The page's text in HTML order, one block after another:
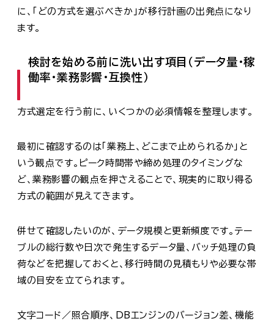
に、「どの方式を選ぶべきか」が移行計画の出発点になり
ます。
検討を始める前に洗い出す項目（データ量・稼
働率・業務影響・互換性）
方式選定を行う前に、いくつかの必須情報を整理します。
最初に確認するのは「業務上、どこまで止められるか」と
いう観点です。ピーク時間帯や締め処理のタイミングな
ど、業務影響の観点を押さえることで、現実的に取り得る
方式の範囲が見えてきます。
併せて確認したいのが、データ規模と更新頻度です。テー
ブルの総行数や日次で発生するデータ量、バッチ処理の負
荷などを把握しておくと、移行時間の見積もりや必要な帯
域の目安を立てられます。
文字コード／照合順序、DBエンジンのバージョン差、機能